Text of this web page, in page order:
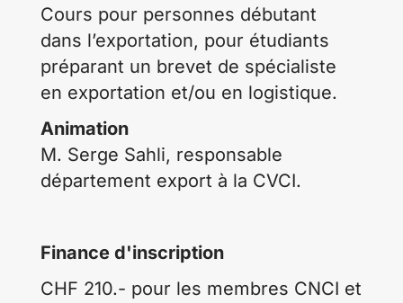
Cours pour personnes débutant
dans l’exportation, pour étudiants
préparant un brevet de spécialiste
en exportation et/ou en logistique.
Animation
M. Serge Sahli, responsable
département export à la CVCI.
Finance d'inscription
CHF 210.- pour les membres CNCI et